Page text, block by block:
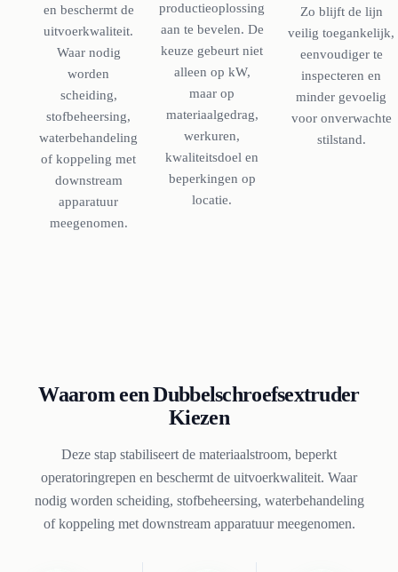
en beschermt de
uitvoerkwaliteit.
Waar nodig
worden
scheiding,
stofbeheersing,
waterbehandeling
of koppeling met
downstream
apparatuur
meegenomen.
productieoplossing
aan te bevelen. De
keuze gebeurt niet
alleen op kW,
maar op
materiaalgedrag,
werkuren,
kwaliteitsdoel en
beperkingen op
locatie.
Zo blijft de lijn
veilig toegankelijk,
eenvoudiger te
inspecteren en
minder gevoelig
voor onverwachte
stilstand.
Waarom een Dubbelschroefsextruder
Kiezen
Deze stap stabiliseert de materiaalstroom, beperkt
operatoringrepen en beschermt de uitvoerkwaliteit. Waar
nodig worden scheiding, stofbeheersing, waterbehandeling
of koppeling met downstream apparatuur meegenomen.